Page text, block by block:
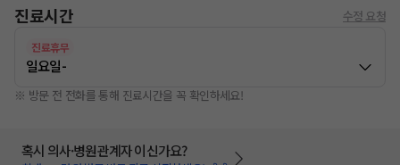
진료시간 수정 요청
진료휴무
일요일-
※ 방문 전 전화를 통해 진료시간을 꼭 확인하세요!
혹시 의사·병원관계자 이신가요?